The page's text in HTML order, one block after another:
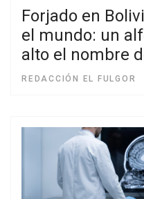
Forjado en
el mundo: un
alto el nombre
REDACCIÓN EL FULGOR